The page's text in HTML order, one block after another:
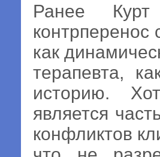
Ранее
контрперенос
как
терапевта,
историю.
является
конфликтов